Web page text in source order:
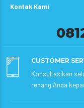
Kontak Kami
CUSTOMER
Konsultasikan
renang Anda